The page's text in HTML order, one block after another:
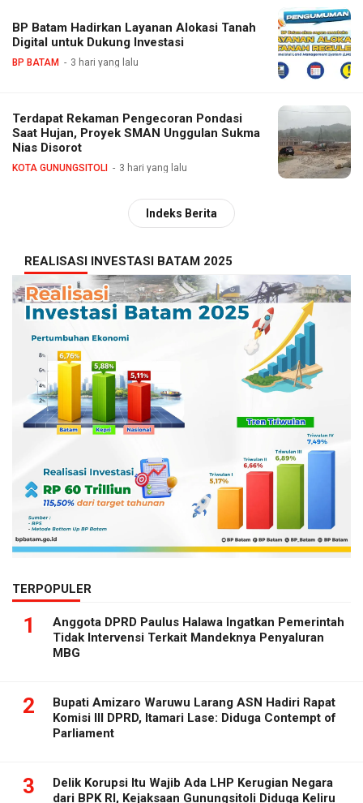
BP Batam Hadirkan Layanan Alokasi Tanah
Digital untuk Dukung Investasi
BP BATAM 3 hari yang lalu
Terdapat Rekaman Pengecoran Pondasi
Saat Hujan, Proyek SMAN Unggulan Sukma
Nias Disorot
KOTA GUNUNGSITOLI 3 hari yang lalu
Indeks Berita
REALISASI INVESTASI BATAM 2025
TERPOPULER
1
Anggota DPRD Paulus Halawa Ingatkan Pemerintah
Tidak Intervensi Terkait Mandeknya Penyaluran
MBG
2
Bupati Amizaro Waruwu Larang ASN Hadiri Rapat
Komisi III DPRD, Itamari Lase: Diduga Contempt of
Parliament
3
Delik Korupsi Itu Wajib Ada LHP Kerugian Negara
dari BPK RI, Kejaksaan Gunungsitoli Diduga Keliru